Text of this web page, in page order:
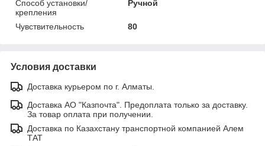
Способ установки/
крепления
Ручной
Чувствительность 80
Условия доставки
Доставка курьером по г. Алматы.
Доставка АО "Казпочта". Предоплата только за доставку.
За товар оплата при получении.
Доставка по Казахстану транспортной компанией Алем
ТАТ